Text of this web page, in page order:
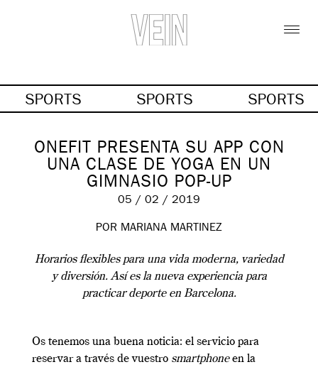
SPORTS SPORTS SPORTS
ONEFIT PRESENTA SU APP CON
UNA CLASE DE YOGA EN UN
GIMNASIO POP-UP
05 / 02 / 2019
POR MARIANA MARTINEZ
Horarios flexibles para una vida moderna, variedad
y diversión. Así es la nueva experiencia para
practicar deporte en Barcelona.
Os tenemos una buena noticia: el servicio para
reservar a través de vuestro smartphoneen la